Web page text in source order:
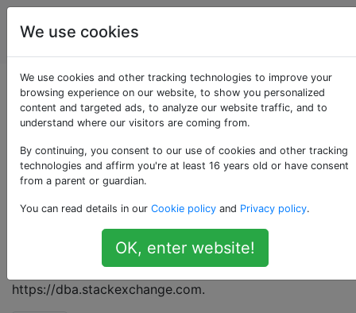
La
programmation
Questions marquées
«mongodb»
MongoDB est une base de données NoSQL évolutive,
document. Il prend en charge un grand nombre de
langues et de plates-formes de développement
d'applications. Des questions sur l'administration du
serveur peuvent être posées sur
https://dba.stackexchange.com.
We use cookies
We use cookies and other tracking technologies to improve your
browsing experience on our website, to show you personalized
content and targeted ads, to analyze our website traffic, and to
understand where our visitors are coming from.
By continuing, you consent to our use of cookies and other tracking
technologies and affirm you're at least 16 years old or have consent
from a parent or guardian.
You can read details in our Cookie policy and Privacy policy.
OK, enter website!